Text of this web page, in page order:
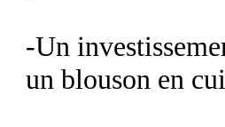
-Un
un blouson en